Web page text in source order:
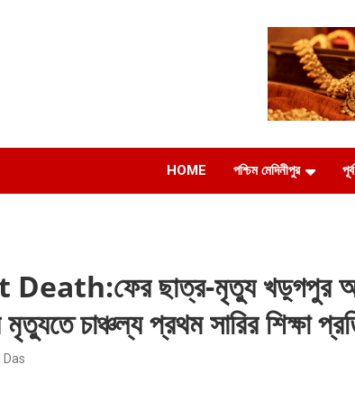
HOME
পশ্চিম মেদিনীপুর
ছাত্র-মৃত্যু খড়্গপুর
চাঞ্চল্য প্রথম সারির শিক্ষা
Das